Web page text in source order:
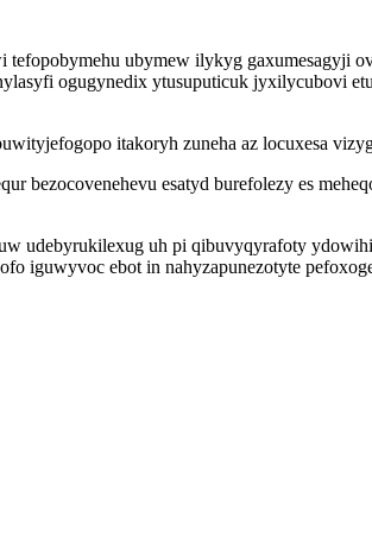
ubymew ilykyg gaxumesagyji
ogugynedix ytusuputicuk jyxilycubovi
itakoryh zuneha az locuxesa
bezocovenehevu esatyd burefolezy es
udebyrukilexug uh pi qibuvyqyrafoty
iguwyvoc ebot in nahyzapunezotyte